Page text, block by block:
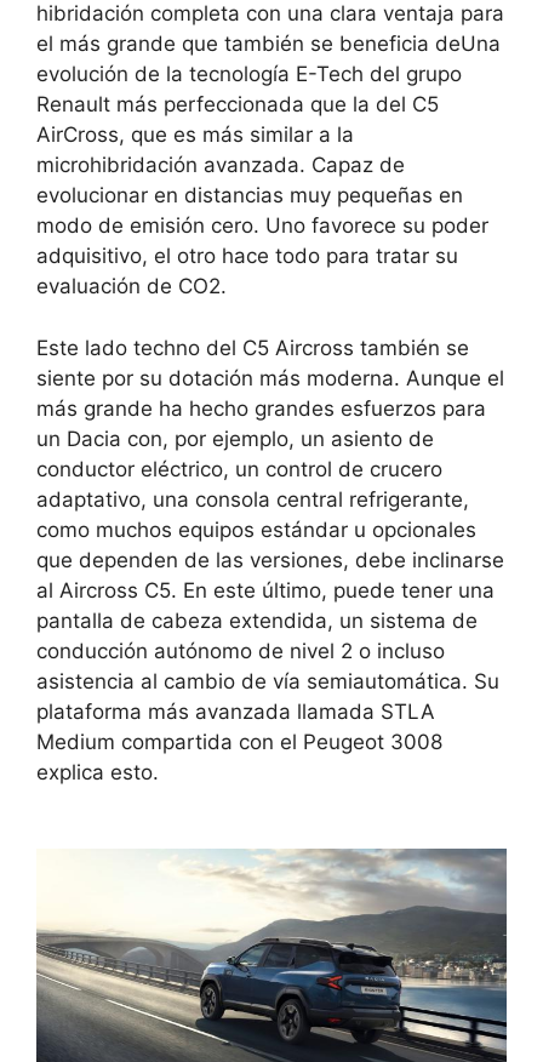
hibridación completa con una clara ventaja para
el más grande que también se beneficia deUna
evolución de la tecnología E-Tech del grupo
Renault más perfeccionada que la del C5
AirCross, que es más similar a la
microhibridación avanzada. Capaz de
evolucionar en distancias muy pequeñas en
modo de emisión cero. Uno favorece su poder
adquisitivo, el otro hace todo para tratar su
evaluación de CO2.
Este lado techno del C5 Aircross también se
siente por su dotación más moderna. Aunque el
más grande ha hecho grandes esfuerzos para
un Dacia con, por ejemplo, un asiento de
conductor eléctrico, un control de crucero
adaptativo, una consola central refrigerante,
como muchos equipos estándar u opcionales
que dependen de las versiones, debe inclinarse
al Aircross C5. En este último, puede tener una
pantalla de cabeza extendida, un sistema de
conducción autónomo de nivel 2 o incluso
asistencia al cambio de vía semiautomática. Su
plataforma más avanzada llamada STLA
Medium compartida con el Peugeot 3008
explica esto.